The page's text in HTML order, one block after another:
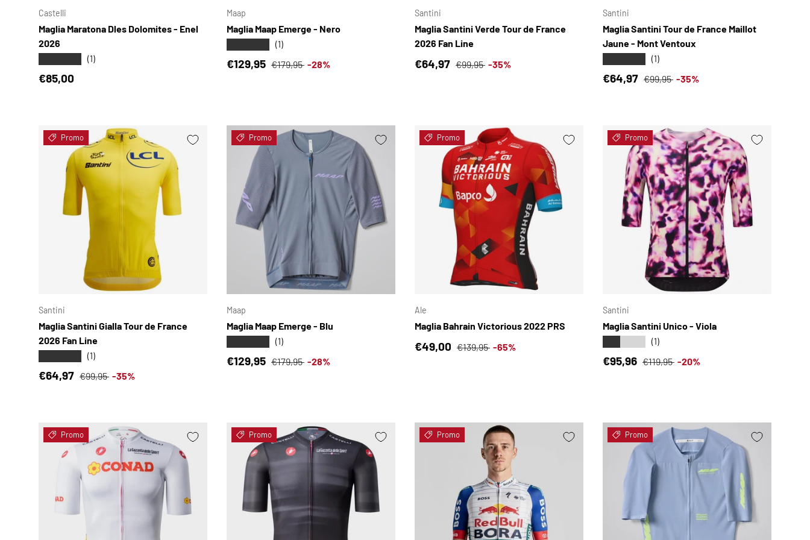
Castelli
Maglia Maratona Dles Dolomites - Enel
2026
(1)
Prezzo normale
€85,00
Maap
Maglia Maap Emerge - Nero
(1)
Prezzo di vendita
€129,95 Prezzo normale
€179,95 -28%
Santini
Maglia Santini Verde Tour de France
2026 Fan Line
Prezzo di vendita
€64,97 Prezzo normale
€99,95 -35%
Santini
Maglia Santini Tour de France Maillot
Jaune - Mont Ventoux
(1)
Prezzo di vendita
€64,97 Prezzo normale
€99,95 -35%
Promo
Santini
Maglia Santini Gialla Tour de France
2026 Fan Line
(1)
Prezzo di vendita
€64,97 Prezzo normale
€99,95 -35%
Promo
Maap
Maglia Maap Emerge - Blu
(1)
Prezzo di vendita
€129,95 Prezzo normale
€179,95 -28%
Promo
Ale
Maglia Bahrain Victorious 2022 PRS
Prezzo di vendita
€49,00 Prezzo normale
€139,95 -65%
Promo
Santini
Maglia Santini Unico - Viola
(1)
Prezzo di vendita
€95,96 Prezzo normale
€119,95 -20%
Promo Promo Promo Promo